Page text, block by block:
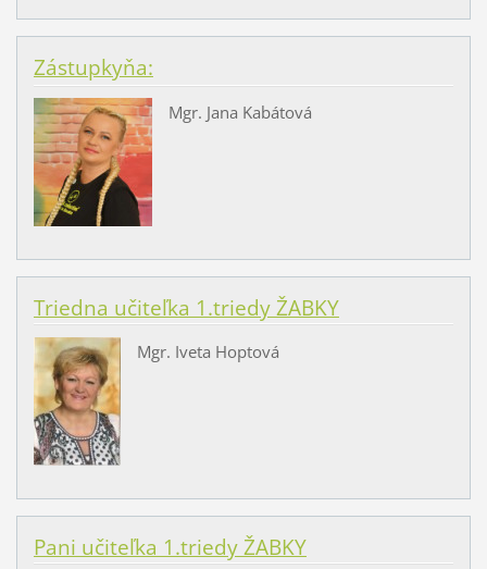
Zástupkyňa:
Mgr. Jana Kabátová
Triedna učiteľka 1.triedy ŽABKY
Mgr. Iveta Hoptová
Pani učiteľka 1.triedy ŽABKY